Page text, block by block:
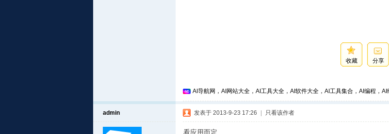
收藏 分享
AI导航网，AI网站大全，AI工具大全，AI软件大全，AI工具集合，AI编程，
admin 发表于 2013-9-23 17:26 只看该作者
看应用而定